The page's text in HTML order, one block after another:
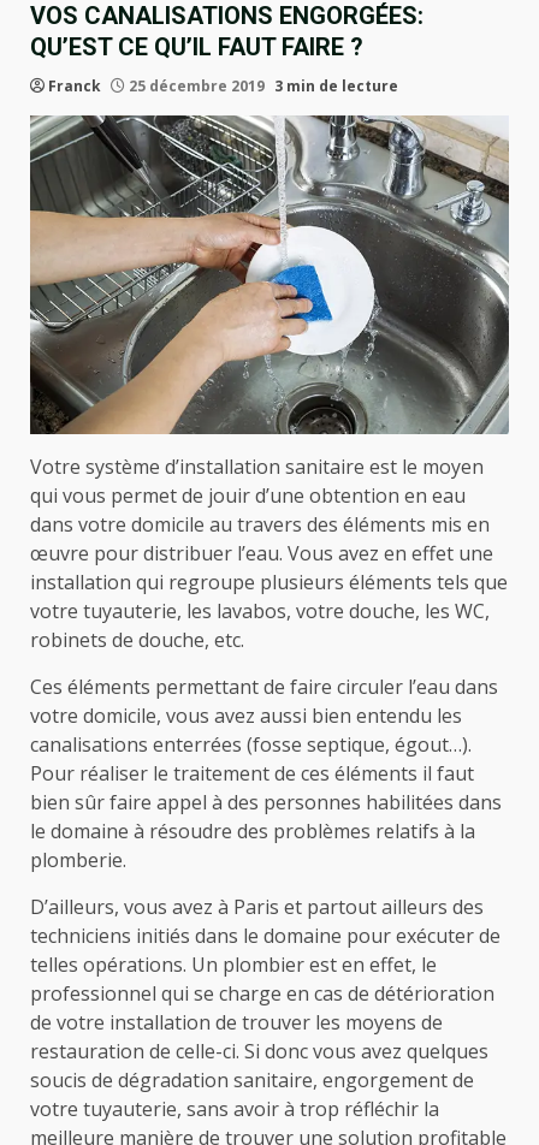
VOS CANALISATIONS ENGORGÉES:
QU’EST CE QU’IL FAUT FAIRE ?
Franck 25 décembre 2019 3 min de lecture
Votre système d’installation sanitaire est le moyen
qui vous permet de jouir d’une obtention en eau
dans votre domicile au travers des éléments mis en
œuvre pour distribuer l’eau. Vous avez en effet une
installation qui regroupe plusieurs éléments tels que
votre tuyauterie, les lavabos, votre douche, les WC,
robinets de douche, etc.
Ces éléments permettant de faire circuler l’eau dans
votre domicile, vous avez aussi bien entendu les
canalisations enterrées (fosse septique, égout…).
Pour réaliser le traitement de ces éléments il faut
bien sûr faire appel à des personnes habilitées dans
le domaine à résoudre des problèmes relatifs à la
plomberie.
D’ailleurs, vous avez à Paris et partout ailleurs des
techniciens initiés dans le domaine pour exécuter de
telles opérations. Un plombier est en effet, le
professionnel qui se charge en cas de détérioration
de votre installation de trouver les moyens de
restauration de celle-ci. Si donc vous avez quelques
soucis de dégradation sanitaire, engorgement de
votre tuyauterie, sans avoir à trop réfléchir la
meilleure manière de trouver une solution profitable